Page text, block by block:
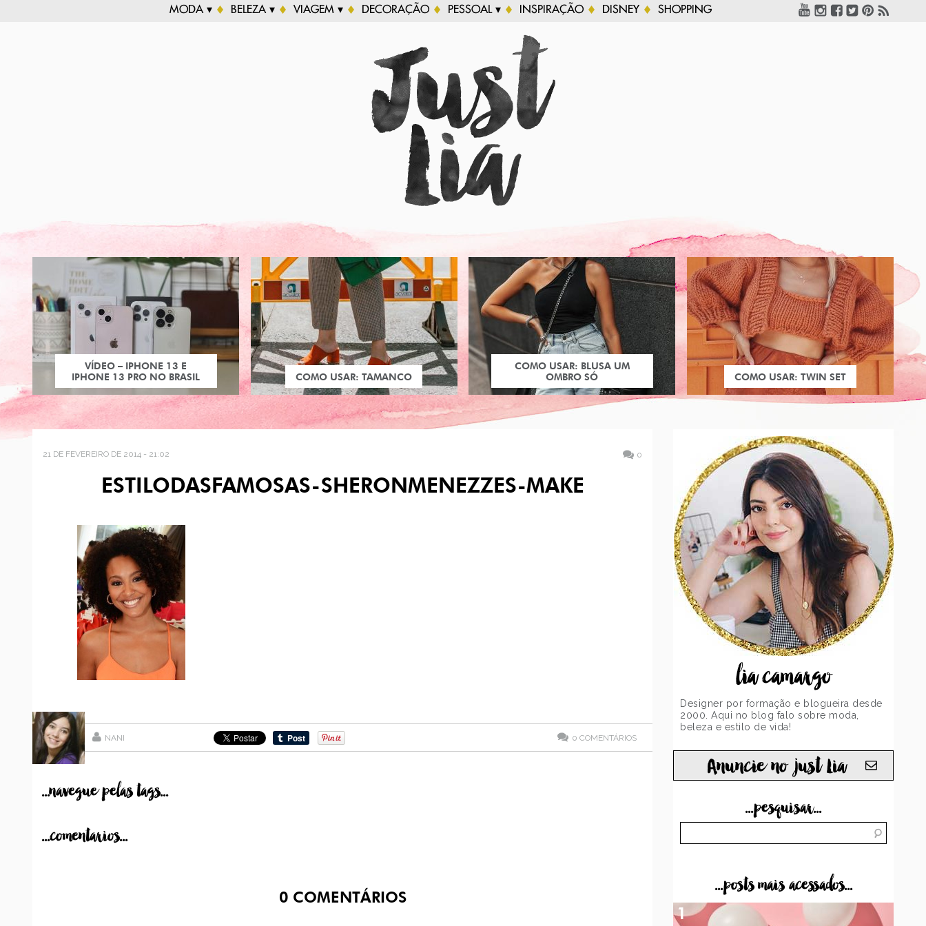
MODA ▾ BELEZA ▾ VIAGEM ▾ DECORAÇÃO PESSOAL ▾ INSPIRAÇÃO DISNEY SHOPPING
VÍDEO – IPHONE 13 E
IPHONE 13 PRO NO BRASIL
COMO USAR: TAMANCO
COMO USAR: BLUSA UM
OMBRO SÓ
COMO USAR: TWIN SET
21 DE FEVEREIRO DE 2014 - 21:02 0
ESTILODASFAMOSAS-SHERONMENEZZES-MAKE
NANI 0 COMENTÁRIOS
...navegue pelas tags...
...comentarios...
0COMENTÁRIOS
lia camargo
Designer por formação e blogueira desde
2000. Aqui no blog falo sobre moda,
beleza e estilo de vida!
Anuncie no just Lia
...pesquisar...
...posts mais acessados...
1